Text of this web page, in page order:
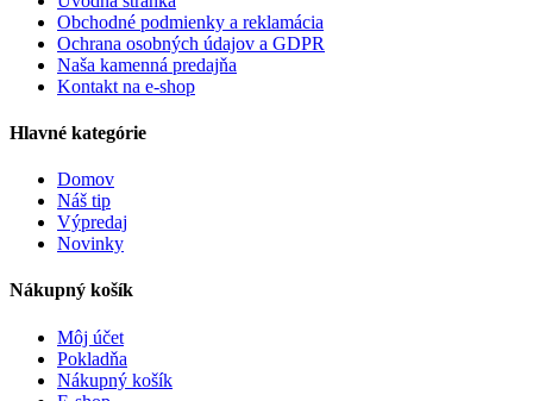
Obchodné podmienky a reklamácia
Ochrana osobných údajov a GDPR
Naša kamenná predajňa
Kontakt na e-shop
Hlavné kategórie
Domov
Náš tip
Výpredaj
Novinky
Nákupný košík
Môj účet
Pokladňa
Nákupný košík